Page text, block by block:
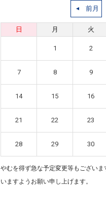
前月
日 月 火
1 2
7 8 9
14 15 16
21 22 23
28 29 30
やむを得ず急な予定変更等もござい
いますようお願い申し上げます。